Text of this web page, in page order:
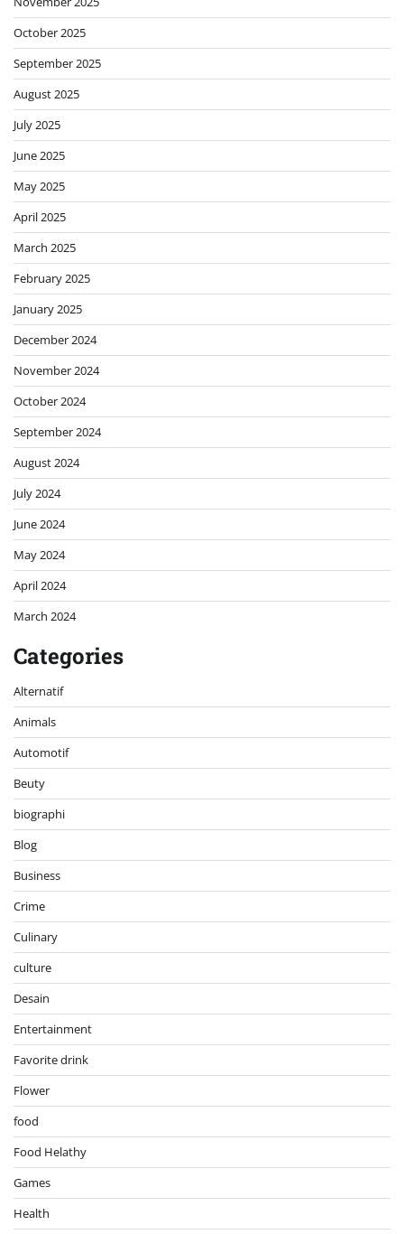
October 2025
September 2025
August 2025
July 2025
June 2025
May 2025
April 2025
March 2025
February 2025
January 2025
December 2024
November 2024
October 2024
September 2024
August 2024
July 2024
June 2024
May 2024
April 2024
March 2024
Categories
Alternatif
Animals
Automotif
Beuty
biographi
Blog
Business
Crime
Culinary
culture
Desain
Entertainment
Favorite drink
Flower
food
Food Helathy
Games
Health